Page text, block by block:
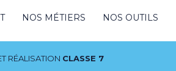
NOS MÉTIERS NOS OUTILS
RÉALISATION CLASSE 7